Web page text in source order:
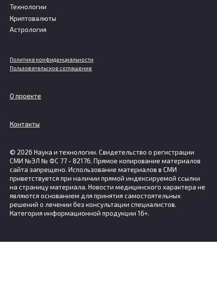
Технологии
Криптовалюты
Астрология
Политика конфиденциальности
Пользовательское соглашение
О проекте
Контакты
© 2026 Наука и технологии. Свидетельство о регистрации
СМИ №ЭЛ № ФС 77 - 82176. Прямое копирование материалов
сайта запрещено. Использование материалов в СМИ
приветствуется при наличии прямой индексируемой ссылки
на страницу материала. Новости медицинского характера не
являются основанием для принятия самостоятельных
решений о лечении без консультации специалистов.
Категория информационной продукции 16+.